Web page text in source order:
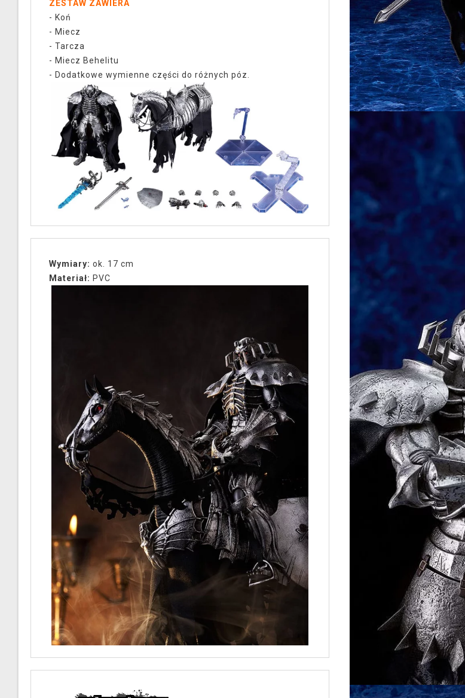
ZESTAW ZAWIERA
- Koń
- Miecz
- Tarcza
- Miecz Behelitu
- Dodatkowe wymienne części do różnych póz.
Wymiary: ok. 17 cm
Materiał: PVC